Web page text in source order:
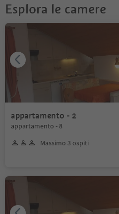
Esplora le camere
appartamento - 2
appartamento - 8
Massimo 3 ospiti